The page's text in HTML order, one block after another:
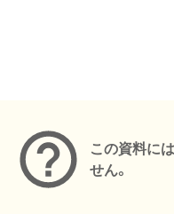
この資料に
せん。